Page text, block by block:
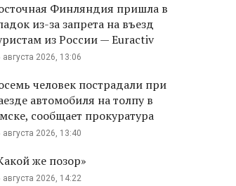
Финляндия пришла в
из-за запрета на въезд
из России — Euractiv
августа 2026, 13:06
человек пострадали при
автомобиля на толпу в
сообщает прокуратура
августа 2026, 13:40
же позор»
августа 2026, 14:22